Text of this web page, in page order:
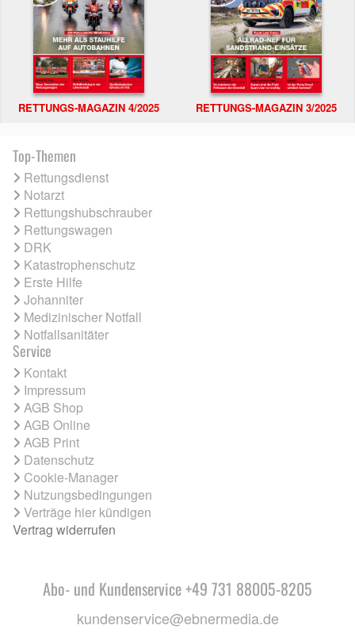
RETTUNGS-MAGAZIN 4/2025 RETTUNGS-MAGAZIN 3/2025
Top-Themen
Rettungsdienst
Notarzt
Rettungshubschrauber
Rettungswagen
DRK
Katastrophenschutz
Erste Hilfe
Johanniter
Medizinischer Notfall
Notfallsanitäter
Service
Kontakt
Impressum
AGB Shop
AGB Online
AGB Print
Datenschutz
Cookie-Manager
Nutzungsbedingungen
Verträge hier kündigen
Vertrag widerrufen
Abo- und Kundenservice +49 731 88005-8205
kundenservice@ebnermedia.de